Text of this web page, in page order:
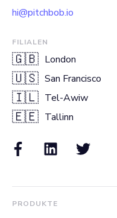
hi@pitchbob.io
FILIALEN
🇬🇧 London
🇺🇸 San Francisco
🇮🇱 Tel-Awiw
🇪🇪 Tallinn
PRODUKTE